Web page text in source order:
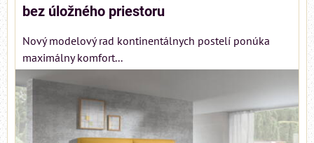
bez úložného priestoru
Nový modelový rad kontinentálnych postelí ponúka
maximálny komfort...